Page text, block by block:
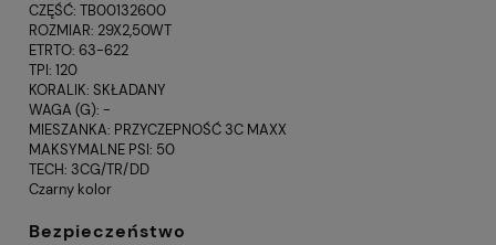
CZĘŚĆ: TB00132600
ROZMIAR: 29X2,50WT
ETRTO: 63-622
TPI: 120
KORALIK: SKŁADANY
WAGA (G): -
MIESZANKA: PRZYCZEPNOŚĆ 3C MAXX
MAKSYMALNE PSI: 50
TECH: 3CG/TR/DD
Czarny kolor
Bezpieczeństwo